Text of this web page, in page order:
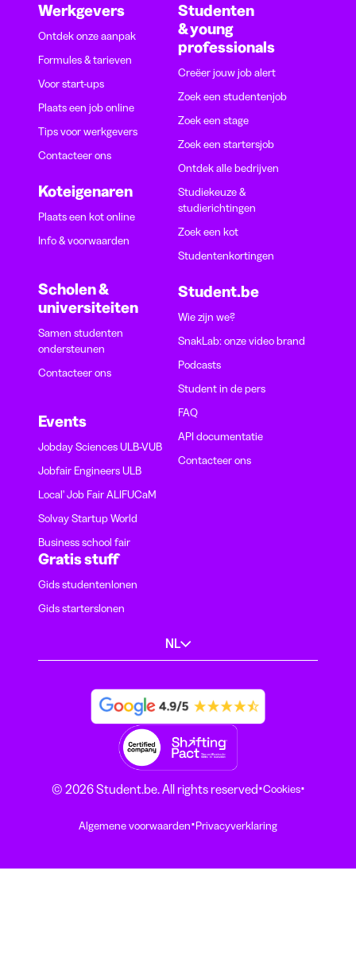
Werkgevers
Ontdek onze aanpak
Formules & tarieven
Voor start-ups
Plaats een job online
Tips voor werkgevers
Contacteer ons
Koteigenaren
Plaats een kot online
Info & voorwaarden
Scholen &
universiteiten
Samen studenten
ondersteunen
Contacteer ons
Events
Jobday Sciences ULB-VUB
Jobfair Engineers ULB
Local' Job Fair ALIFUCaM
Solvay Startup World
Business school fair
Studenten
& young
professionals
Creëer jouw job alert
Zoek een studentenjob
Zoek een stage
Zoek een startersjob
Ontdek alle bedrijven
Studiekeuze &
studierichtingen
Zoek een kot
Studentenkortingen
Student.be
Wie zijn we?
SnakLab: onze video brand
Podcasts
Student in de pers
FAQ
API documentatie
Contacteer ons
Gratis stuff
Gids studentenlonen
Gids starterslonen
NL
© 2026 Student.be. All rights reserved·Cookies·
Algemene voorwaarden·Privacyverklaring